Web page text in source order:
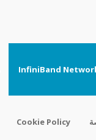
InfiniBand
Cookie Policy